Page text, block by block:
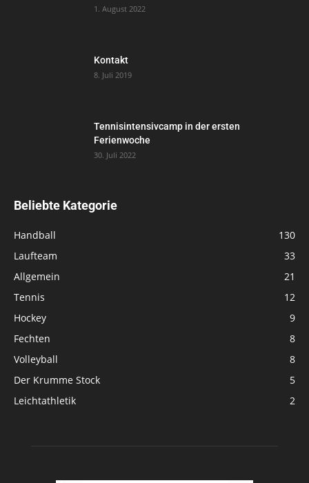
1. August 2022
Kontakt
8. Juli 2019
Tennisintensivcamp in der ersten
Ferienwoche
30. Juli 2022
Beliebte Kategorie
Handball
130
Laufteam
33
Allgemein
21
Tennis
12
Hockey
9
Fechten
8
Volleyball
8
Der Krumme Stock
5
Leichtathletik
2